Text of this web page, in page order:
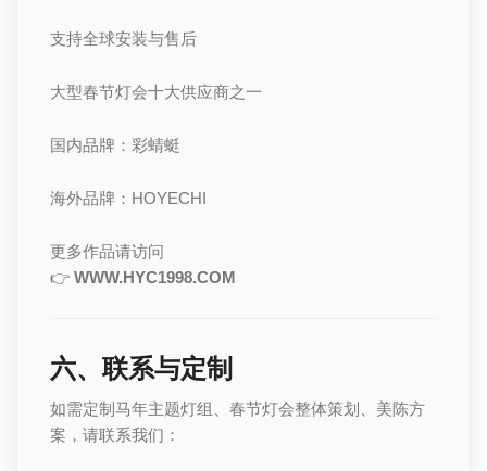
支持全球安装与售后
大型春节灯会十大供应商之一
国内品牌：彩蜻蜓
海外品牌：HOYECHI
更多作品请访问
👉 WWW.HYC1998.COM
六、联系与定制
如需定制马年主题灯组、春节灯会整体策划、美陈方
案，请联系我们：